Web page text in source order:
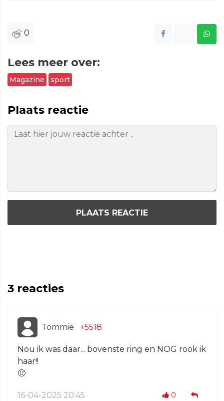
0
Lees meer over:
Magazine sport
Plaats reactie
PLAATS REACTIE
3 reacties
Tommie +5518
Nou ik was daar... bovenste ring en NOG rook ik
haar!!
🤢
16-04-2025 20:45 0